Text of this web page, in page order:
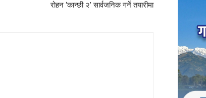
रोहन ‘कान्छी २’ सार्वजनिक गर्ने तयारीमा